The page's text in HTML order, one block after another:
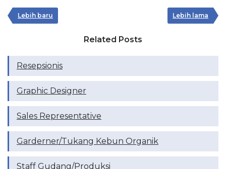
Lebih baru Lebih lama
Related Posts
Resepsionis
Graphic Designer
Sales Representative
Garderner/Tukang Kebun Organik
Staff Gudang/Produksi